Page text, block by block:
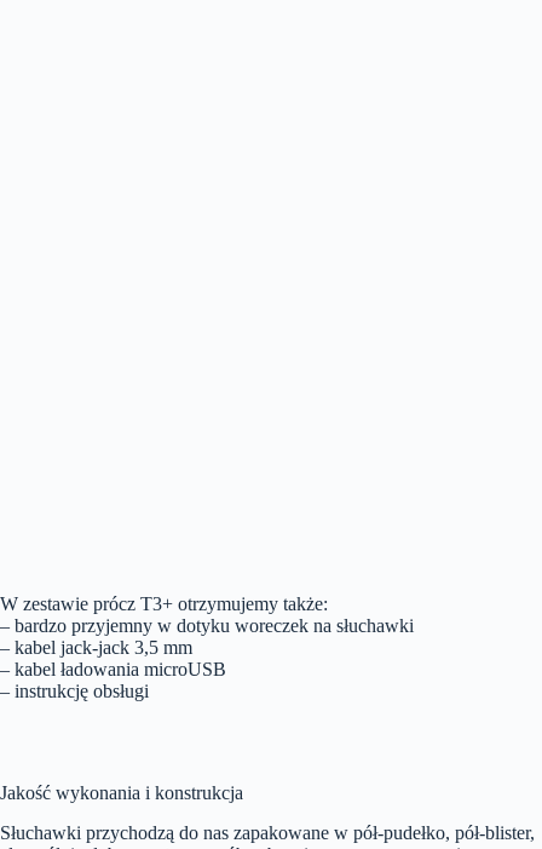
W zestawie prócz T3+ otrzymujemy także:
– bardzo przyjemny w dotyku woreczek na słuchawki
– kabel jack-jack 3,5 mm
– kabel ładowania microUSB
– instrukcję obsługi
Jakość wykonania i konstrukcja
Słuchawki przychodzą do nas zapakowane w pół-pudełko, pół-blister,